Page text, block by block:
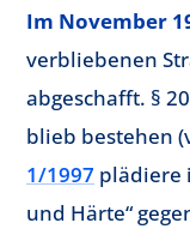
Im November
verbliebenen
abgeschafft. §
blieb bestehen
1/1997 plädiere
und Härte“